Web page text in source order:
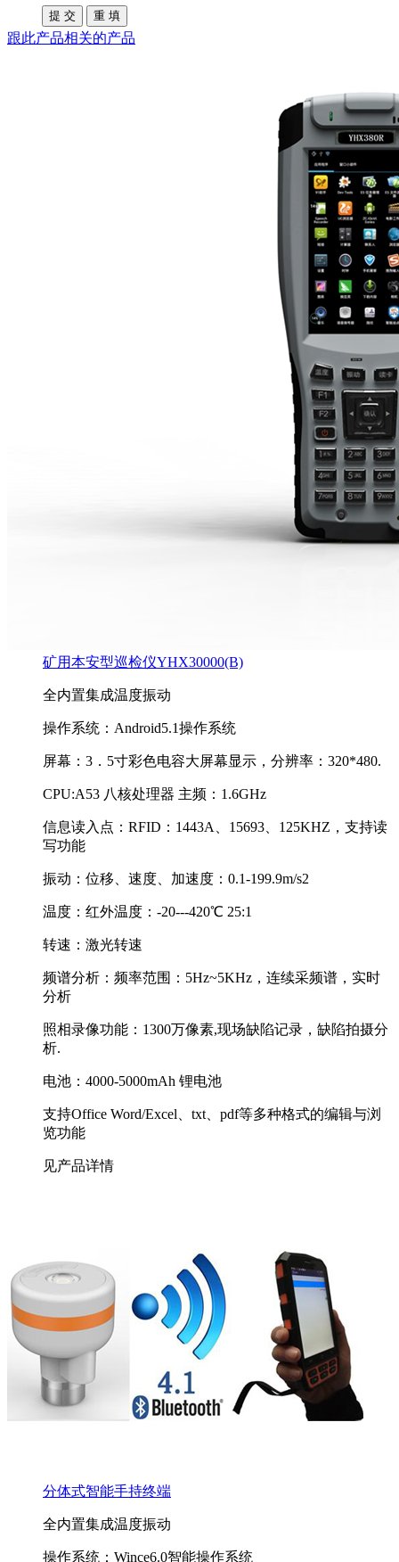
跟此产品相关的产品
矿用本安型巡检仪YHX30000(B)
全内置集成温度振动
操作系统：Android5.1操作系统
屏幕：3．5寸彩色电容大屏幕显示，分辨率：320*480.
CPU:A53 八核处理器 主频：1.6GHz
信息读入点：RFID：1443A、15693、125KHZ，支持读
写功能
振动：位移、速度、加速度：0.1-199.9m/s2
温度：红外温度：-20---420℃ 25:1
转速：激光转速
频谱分析：频率范围：5Hz~5KHz，连续采频谱，实时
分析
照相录像功能：1300万像素,现场缺陷记录，缺陷拍摄分
析.
电池：4000-5000mAh 锂电池
支持Office Word/Excel、txt、pdf等多种格式的编辑与浏
览功能
见产品详情
分体式智能手持终端
全内置集成温度振动
操作系统：Wince6.0智能操作系统